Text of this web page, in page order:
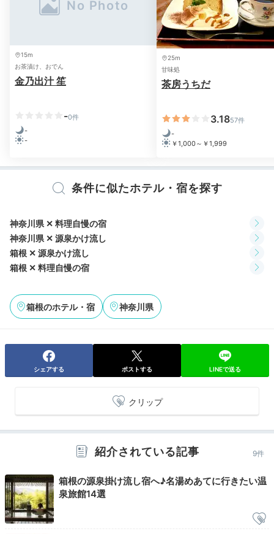
旬の食材を使った日本料理を、お部屋または食事処でゆ
テーキ」などコースの種類もあるので、ぜひチェックし
mirisa_travel
お部屋で蟹コースを頂きました。豪華なプランで、いろ
くださって良かったです。
2日目
お部屋で朝風呂
15m
お茶漬け、おでん
金乃出汁 笙
-0件
-
-
25m
甘味処
茶房うちだ
3.1857件
-
￥1,000～￥1,999
条件に似たホテル・宿を探す
神奈川県 ✕ 料理自慢の宿
神奈川県 ✕ 源泉かけ流し
箱根 ✕ 源泉かけ流し
箱根 ✕ 料理自慢の宿
箱根のホテル・宿 神奈川県
シェアする ポストする LINEで送る
クリップ
紹介されている記事 9件
箱根の源泉掛け流し宿へ♪名湯めあてに行きたい温
泉旅館14選